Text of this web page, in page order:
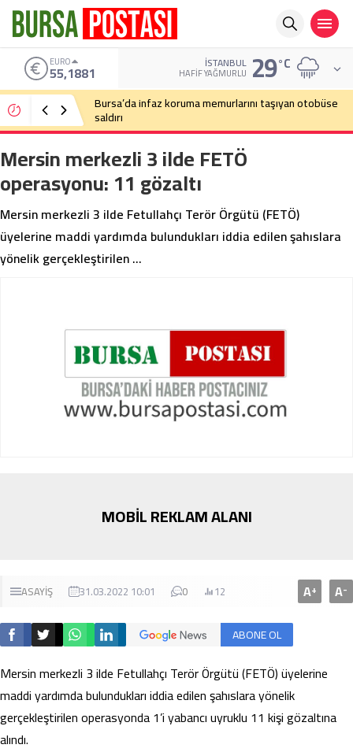
EURO
55,1881 İSTANBUL
HAFIF YAĞMURLU 29°C
Bursa’da infaz koruma memurlarını taşıyan otobüse
saldırı
Mersin merkezli 3 ilde FETÖ
operasyonu: 11 gözaltı
Mersin merkezli 3 ilde Fetullahçı Terör Örgütü (FETÖ)
üyelerine maddi yardımda bulundukları iddia edilen şahıslara
yönelik gerçekleştirilen …
MOBİL REKLAM ALANI
ASAYİŞ 31.03.2022 10:01 0 12 A+ A-
ABONE OL
Mersin merkezli 3 ilde Fetullahçı Terör Örgütü (FETÖ) üyelerine
maddi yardımda bulundukları iddia edilen şahıslara yönelik
gerçekleştirilen operasyonda 1’i yabancı uyruklu 11 kişi gözaltına
alındı.